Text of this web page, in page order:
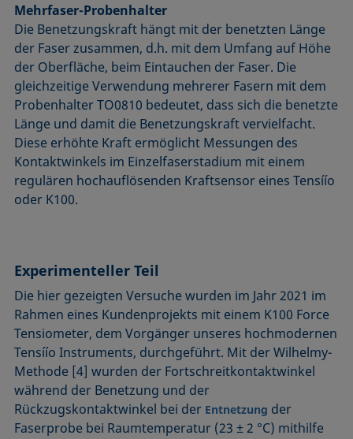
Mehrfaser-Probenhalter
Die Benetzungskraft hängt mit der benetzten Länge
der Faser zusammen, d.h. mit dem Umfang auf Höhe
der Oberfläche, beim Eintauchen der Faser. Die
gleichzeitige Verwendung mehrerer Fasern mit dem
Probenhalter TO0810 bedeutet, dass sich die benetzte
Länge und damit die Benetzungskraft vervielfacht.
Diese erhöhte Kraft ermöglicht Messungen des
Kontaktwinkels im Einzelfaserstadium mit einem
regulären hochauflösenden Kraftsensor eines Tensíío
oder K100.
Experimenteller Teil
Die hier gezeigten Versuche wurden im Jahr 2021 im
Rahmen eines Kundenprojekts mit einem K100 Force
Tensiometer, dem Vorgänger unseres hochmodernen
Tensíío Instruments, durchgeführt. Mit der Wilhelmy-
Methode [4] wurden der Fortschreitkontaktwinkel
während der Benetzung und der
Rückzugskontaktwinkel bei der Entnetzung der
Faserprobe bei Raumtemperatur (23 ± 2 °C) mithilfe